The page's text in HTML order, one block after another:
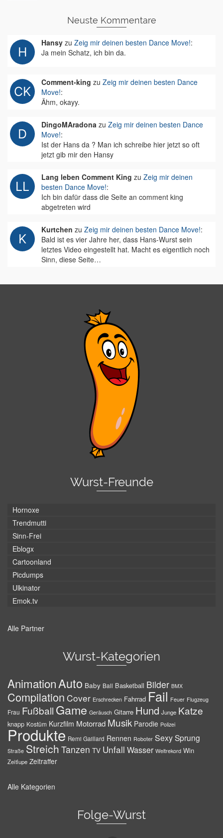
Neuste Kommentare
Hansy zu Zeig mir deinen besten Dance Move!:
Ja mein Schatz, ich bin da.
Comment-king zu Zeig mir deinen besten Dance
Move!:
Ähm, okayy.
DingoMAradona zu Zeig mir deinen besten Dance
Move!:
Ist der Hans da ? Man ich schreibe hier jetzt so oft
jetzt gib mir den Hansy
Lang leben Comment King zu Zeig mir deinen
besten Dance Move!:
Ich bin dafür dass die Seite an comment king
abgetreten wird
Kurtchen zu Zeig mir deinen besten Dance Move!:
Bald ist es vier Jahre her, dass Hans-Wurst sein
letztes Video eingestellt hat. Macht es eigentlich noch
Sinn, diese Seite…
Wurst-Freunde
Hornoxe
Trendmutti
Sinn-Frei
Eblogx
Cartoonland
Picdumps
Ulkinator
Emok.tv
Alle Partner
Wurst-Kategorien
AnimationAuto Baby Ball Basketball Bilder BMX
Compilation Cover Erschrecken Fahrrad Fail Feuer Flugzeug
Frau Fußball Game Geräusch Gitarre Hund Junge Katze
knapp Kostüm Kurzfilm Motorrad Musik Parodie Polizei
Produkte Remi Gaillard Rennen Roboter SexySprung
Straße Streich Tanzen TV Unfall Wasser Weltrekord Win
Zeitlupe Zeitraffer
Alle Kategorien
Folge-Wurst